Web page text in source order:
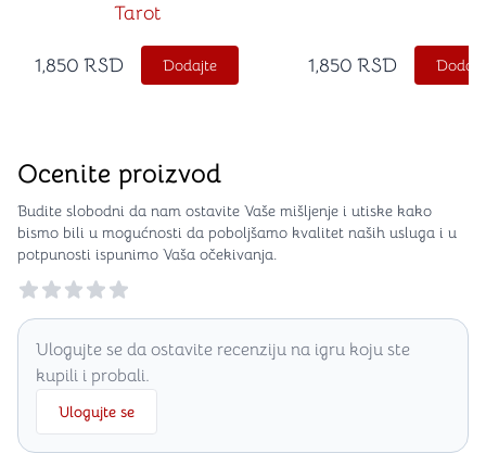
Tarot
1,850 RSD Dodajte 1,850 RSD
Ocenite proizvod
Budite slobodni da nam ostavite Vaše mišljenje i utiske kako
bismo bili u mogućnosti da poboljšamo kvalitet naših usluga i u
potpunosti ispunimo Vaša očekivanja.
Reviews
Ulogujte se da ostavite recenziju na igru koju ste
kupili i probali.
Ulogujte se